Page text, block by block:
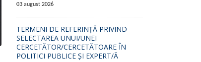
03 august 2026
TERMENI DE REFERINȚĂ PRIVIND
SELECTAREA UNUI/UNEI
CERCETĂTOR/CERCETĂTOARE ÎN
POLITICI PUBLICE ȘI EXPERT/Ă